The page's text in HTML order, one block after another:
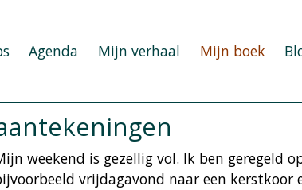
Agenda Mijn verhaal Mijn boek
weekend is gezellig vol. Ik ben geregeld
vrijdagavond naar een